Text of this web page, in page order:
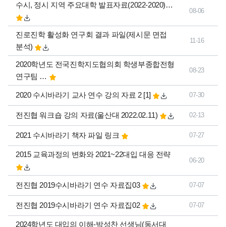
수시, 정시 지역 주요대학 발표자료(2022-2020)…
08-06
진로진학 활성화 연구회 결과 파일(제시문 면접
분석)
11-16
2020학년도 전국진학지도협의회 학생부종합전형
연구팀 …
08-23
2020 수시바라기 교사 연수 강의 자료 2 댓글
[1]개 07-30
전진협 워크숍 강의 자료(울산대 2022.02.11) 02-13
2021 수시바라기 책자 파일 링크 07-27
2015 교육과정의 변화와 2021~22대입 대응 전략
06-20
전진협 2019수시바라기 연수 자료집03 07-07
전진협 2019수시바라기 연수 자료집02 07-07
2024학년도 대입의 이해-박성찬 선생님(동서대